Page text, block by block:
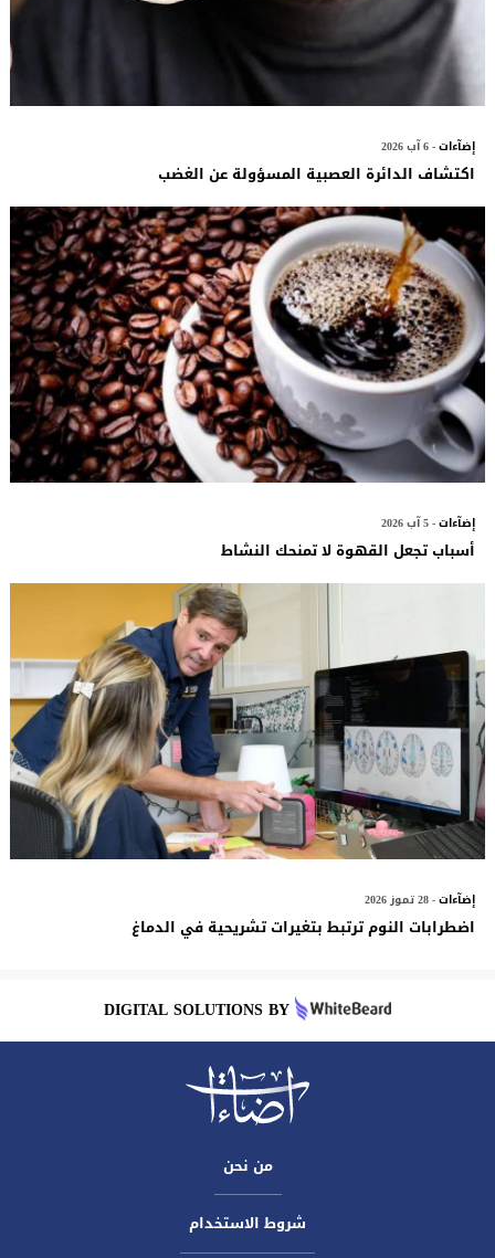
إضآءات- 6 آب 2026
اكتشاف الدائرة العصبية المسؤولة عن الغضب
إضآءات- 5 آب 2026
أسباب تجعل القهوة لا تمنحك النشاط
إضآءات- 28 تموز 2026
اضطرابات النوم ترتبط بتغيرات تشريحية في الدماغ
DIGITAL SOLUTIONS BY
من نحن
شروط الاستخدام